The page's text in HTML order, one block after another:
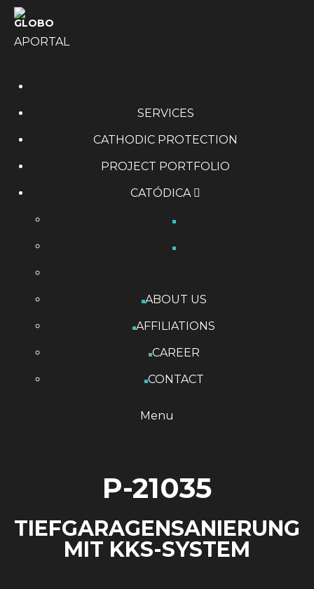
APORTAL
SERVICES
CATHODIC PROTECTION
PROJECT PORTFOLIO
CATÓDICA
ABOUT US
AFFILIATIONS
CAREER
CONTACT
Menu
P-21035
TIEFGARAGENSANIERUNG
MIT KKS-SYSTEM